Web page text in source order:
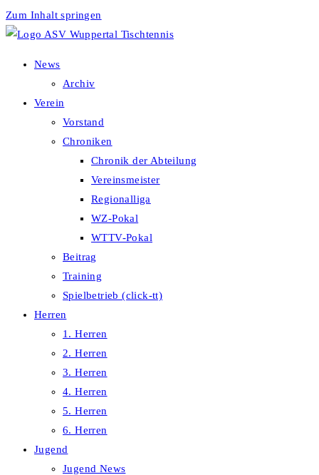
Zum Inhalt springen
News
Archiv
Verein
Vorstand
Chroniken
Chronik der Abteilung
Vereinsmeister
Regionalliga
WZ-Pokal
WTTV-Pokal
Beitrag
Training
Spielbetrieb (click-tt)
Herren
1. Herren
2. Herren
3. Herren
4. Herren
5. Herren
6. Herren
Jugend
Jugend News